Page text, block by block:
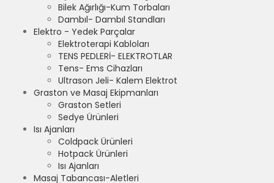
Bilek Ağırlığı-Kum Torbaları
Dambıl- Dambıl Standları
Elektro - Yedek Parçalar
Elektroterapi Kabloları
TENS PEDLERİ- ELEKTROTLAR
Tens- Ems Cihazları
Ultrason Jeli- Kalem Elektrot
Graston ve Masaj Ekipmanları
Graston Setleri
Sedye Ürünleri
Isı Ajanları
Coldpack Ürünleri
Hotpack Ürünleri
Isı Ajanları
Masaj Tabancası-Aletleri